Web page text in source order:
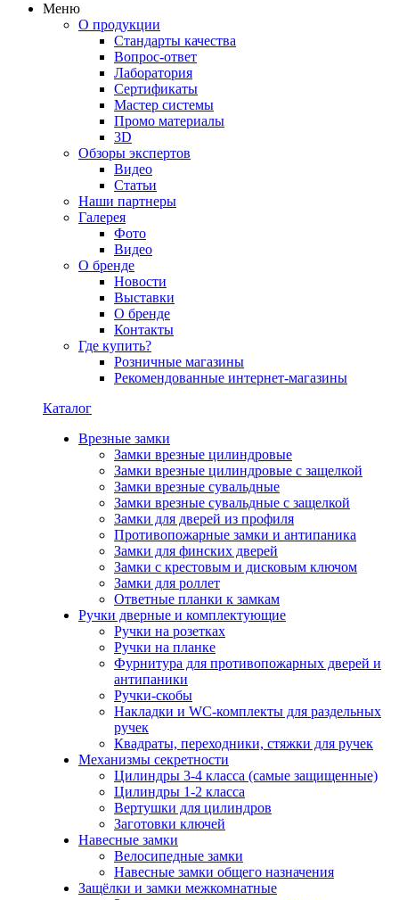
Меню
О продукции
Стандарты качества
Вопрос-ответ
Лаборатория
Сертификаты
Мастер системы
Промо материалы
3D
Обзоры экспертов
Видео
Статьи
Наши партнеры
Галерея
Фото
Видео
О бренде
Новости
Выставки
О бренде
Контакты
Где купить?
Розничные магазины
Рекомендованные интернет-магазины
Каталог
Врезные замки
Замки врезные цилиндровые
Замки врезные цилиндровые с защелкой
Замки врезные сувальдные
Замки врезные сувальдные с защелкой
Замки для дверей из профиля
Противопожарные замки и антипаника
Замки для финских дверей
Замки с крестовым и дисковым ключом
Замки для роллет
Ответные планки к замкам
Ручки дверные и комплектующие
Ручки на розетках
Ручки на планке
Фурнитура для противопожарных дверей и
антипаники
Ручки-скобы
Накладки и WC-комплекты для раздельных
ручек
Квадраты, переходники, стяжки для ручек
Механизмы секретности
Цилиндры 3-4 класса (самые защищенные)
Цилиндры 1-2 класса
Вертушки для цилиндров
Заготовки ключей
Навесные замки
Велосипедные замки
Навесные замки общего назначения
Защёлки и замки межкомнатные